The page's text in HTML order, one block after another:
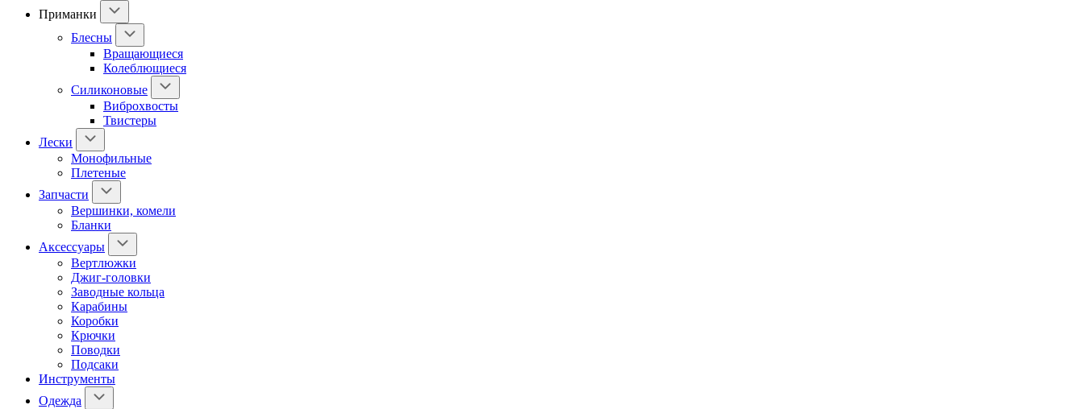
Приманки
Блесны
Вращающиеся
Колеблющиеся
Силиконовые
Виброхвосты
Твистеры
Лески
Монофильные
Плетеные
Запчасти
Вершинки, комели
Бланки
Аксессуары
Вертлюжки
Джиг-головки
Заводные кольца
Карабины
Коробки
Крючки
Поводки
Подсаки
Инструменты
Одежда